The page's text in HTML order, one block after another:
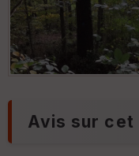
Avis sur cet